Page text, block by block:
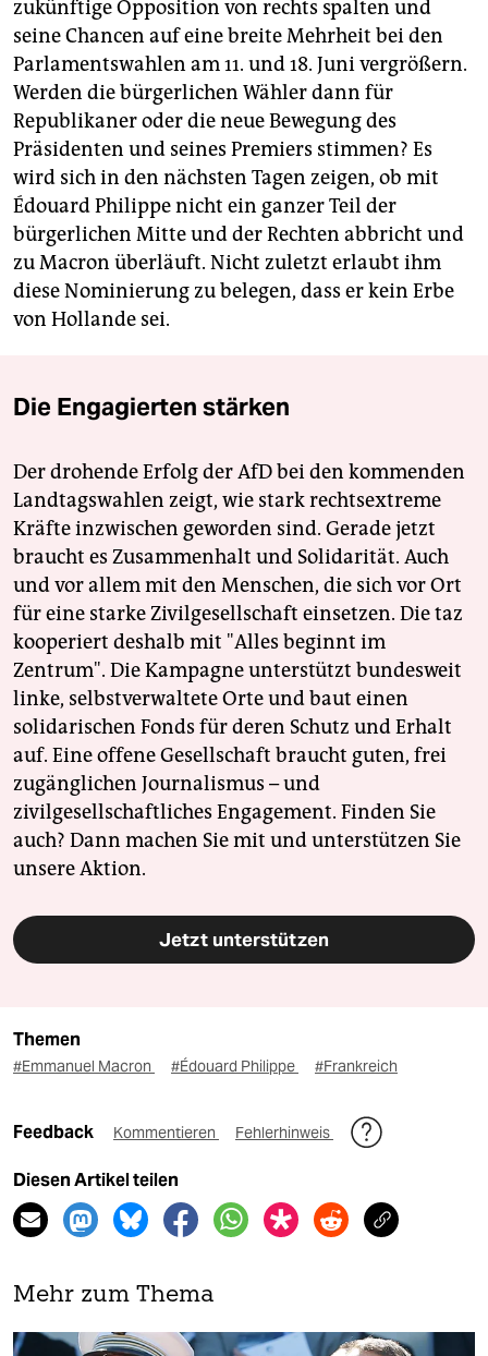
zukünftige Opposition von rechts spalten und
seine Chancen auf eine breite Mehrheit bei den
Parlamentswahlen am 11. und 18. Juni vergrößern.
Werden die bürgerlichen Wähler dann für
Republikaner oder die neue Bewegung des
Präsidenten und seines Premiers stimmen? Es
wird sich in den nächsten Tagen zeigen, ob mit
Édouard Philippe nicht ein ganzer Teil der
bürgerlichen Mitte und der Rechten abbricht und
zu Macron überläuft. Nicht zuletzt erlaubt ihm
diese Nominierung zu belegen, dass er kein Erbe
von Hollande sei.
Die Engagierten stärken
Der drohende Erfolg der AfD bei den kommenden
Landtagswahlen zeigt, wie stark rechtsextreme
Kräfte inzwischen geworden sind. Gerade jetzt
braucht es Zusammenhalt und Solidarität. Auch
und vor allem mit den Menschen, die sich vor Ort
für eine starke Zivilgesellschaft einsetzen. Die taz
kooperiert deshalb mit "Alles beginnt im
Zentrum". Die Kampagne unterstützt bundesweit
linke, selbstverwaltete Orte und baut einen
solidarischen Fonds für deren Schutz und Erhalt
auf. Eine offene Gesellschaft braucht guten, frei
zugänglichen Journalismus – und
zivilgesellschaftliches Engagement. Finden Sie
auch? Dann machen Sie mit und unterstützen Sie
unsere Aktion.
Jetzt unterstützen
Themen
#Emmanuel Macron #Édouard Philippe #Frankreich
Feedback Kommentieren Fehlerhinweis
Diesen Artikel teilen
Mehr zum Thema